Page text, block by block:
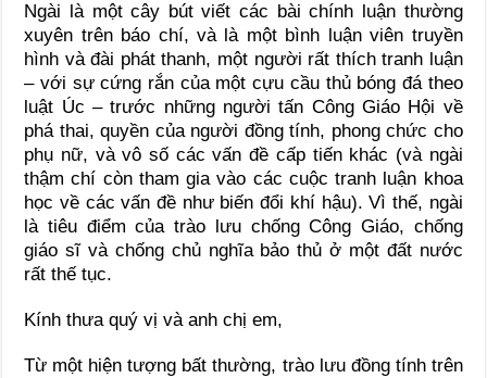
Ngài là một cây bút viết các bài chính luận thường
xuyên trên báo chí, và là một bình luận viên truyền
hình và đài phát thanh, một người rất thích tranh luận
– với sự cứng rắn của một cựu cầu thủ bóng đá theo
luật Úc – trước những người tấn Công Giáo Hội về
phá thai, quyền của người đồng tính, phong chức cho
phụ nữ, và vô số các vấn đề cấp tiến khác (và ngài
thậm chí còn tham gia vào các cuộc tranh luận khoa
học về các vấn đề như biến đổi khí hậu). Vì thế, ngài
là tiêu điểm của trào lưu chống Công Giáo, chống
giáo sĩ và chống chủ nghĩa bảo thủ ở một đất nước
rất thế tục.
Kính thưa quý vị và anh chị em,
Từ một hiện tượng bất thường, trào lưu đồng tính trên